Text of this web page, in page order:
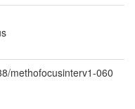
methofocusinterv1-060